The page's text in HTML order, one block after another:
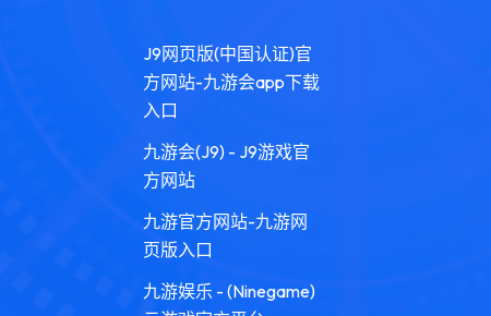
J9网页版(中国认证)官
方网站-九游会app下载
入口
九游会(J9) - J9游戏官
方网站
九游官方网站-九游网
页版入口
九游娱乐 - (Ninegame)